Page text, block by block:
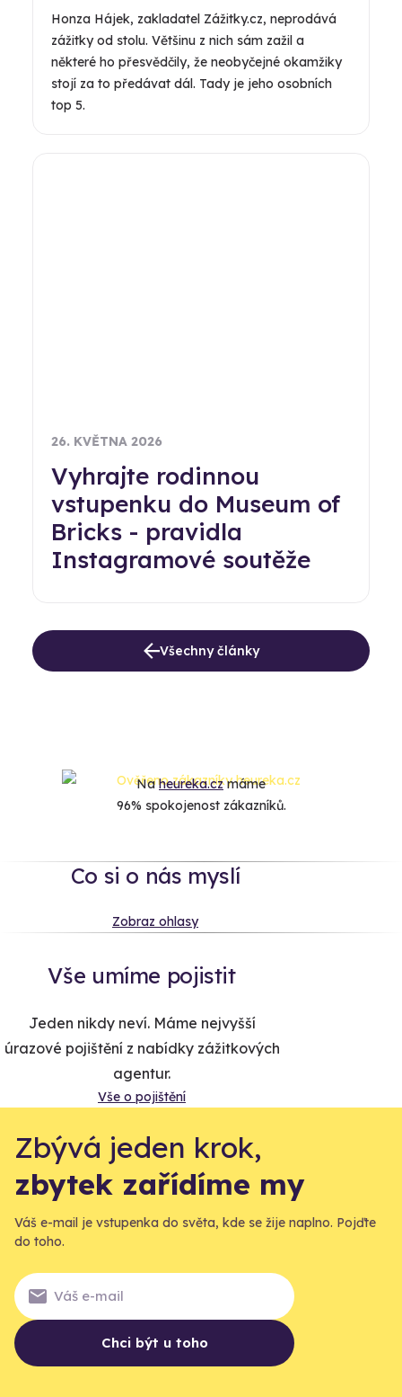
Honza Hájek, zakladatel Zážitky.cz, neprodává
zážitky od stolu. Většinu z nich sám zažil a
některé ho přesvědčily, že neobyčejné okamžiky
stojí za to předávat dál. Tady je jeho osobních
top 5.
26. KVĚTNA 2026
Vyhrajte rodinnou
vstupenku do Museum of
Bricks - pravidla
Instagramové soutěže
Všechny články
Naheureka.czmáme
96% spokojenost zákazníků.
Co si o nás myslí
Zobraz ohlasy
Vše umíme pojistit
Jeden nikdy neví. Máme nejvyšší
úrazové pojištění z nabídky zážitkových
agentur.
Vše o pojištění
Zbývá jeden krok,
zbytek zařídíme my
Váš e-mail je vstupenka do světa, kde se žije naplno. Pojďte
do toho.
Chci být u toho